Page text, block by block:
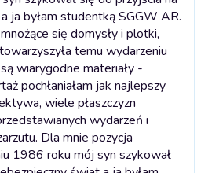
ja byłam studentką SGGW AR.
się domysły i plotki,
temu wydarzeniu
wiarygodne materiały -
pochłaniałam jak najlepszy
wiele płaszczyzn
wydarzeń i
Dla mnie pozycja
1986 roku mój syn szykował